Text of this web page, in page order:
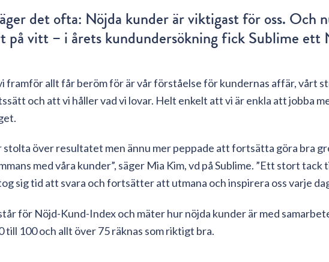
det ofta: Nöjda kunder är viktigast för oss. Och
på vitt – i årets kundundersökning fick Sublime ett
framför allt får beröm för är vår förståelse för kundernas affär, vårt
och att vi håller vad vi lovar. Helt enkelt att vi är enkla att jobba
stolta över resultatet men ännu mer peppade att fortsätta göra bra
med våra kunder”, säger Mia Kim, vd på Sublime. ”Ett stort tack
sig tid att svara och fortsätter att utmana och inspirera oss varje
för Nöjd-Kund-Index och mäter hur nöjda kunder är med
till 100 och allt över 75 räknas som riktigt bra.